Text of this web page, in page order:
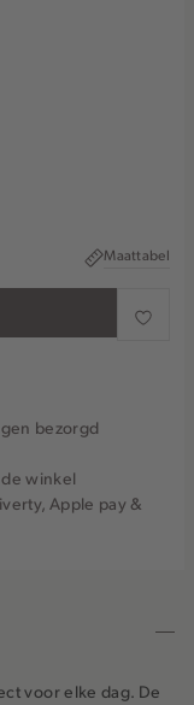
Maattabel
bezorgd
winkel
Apple pay &
voor elke dag. De